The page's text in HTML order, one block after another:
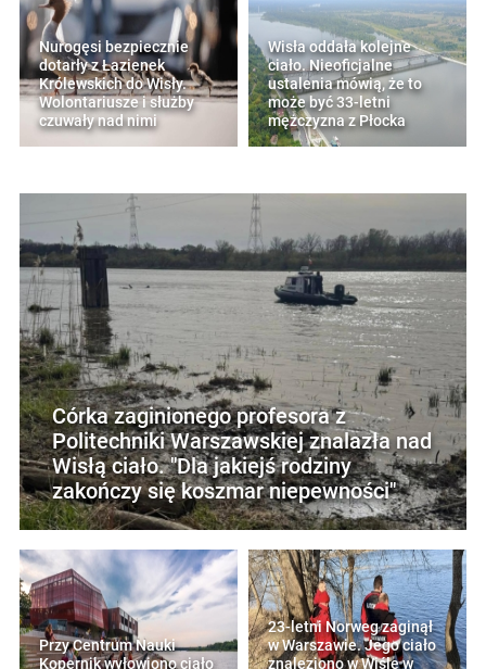
Nurogęsi bezpiecznie
dotarły z Łazienek
Królewskich do Wisły.
Wolontariusze i służby
czuwały nad nimi
Wisła oddała kolejne
ciało. Nieoficjalne
ustalenia mówią, że to
może być 33-letni
mężczyzna z Płocka
Córka zaginionego profesora z
Politechniki Warszawskiej znalazła nad
Wisłą ciało. "Dla jakiejś rodziny
zakończy się koszmar niepewności"
Przy Centrum Nauki
Kopernik wyłowiono ciało
23-letni Norweg zaginął
w Warszawie. Jego ciało
znaleziono w Wiśle w